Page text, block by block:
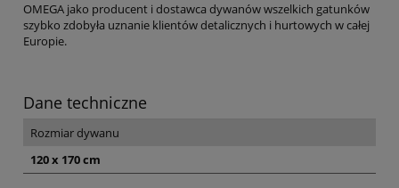
OMEGA jako producent i dostawca dywanów wszelkich gatunków
szybko zdobyła uznanie klientów detalicznych i hurtowych w całej
Europie.
Dane techniczne
Rozmiar dywanu
120 x 170 cm